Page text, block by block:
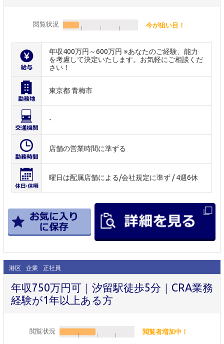
閲覧状況 今が狙い目！
年収400万円～600万円 ※あなたのご経験、能力
を考慮して決定いたします。お気軽にご相談くだ
さい！
東京都 青梅市
-
店舗の営業時間に準ずる
曜日は配属店舗による/会社規定に準ず / 4週6休
港区 企業 正社員
年収750万円可｜汐留駅徒歩5分｜CRA業務
経験が1年以上ある方
閲覧状況 閲覧者増加中！